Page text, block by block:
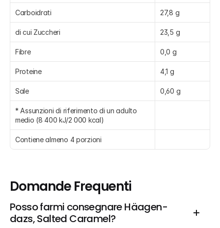
Carboidrati 27,8 g
di cui Zuccheri 23,5 g
Fibre 0,0 g
Proteine 4,1 g
Sale 0,60 g
* Assunzioni di riferimento di un adulto
medio (8 400 kJ/2 000 kcal)
Contiene almeno 4 porzioni
Domande Frequenti
Posso farmi consegnare Häagen-
dazs, Salted Caramel?